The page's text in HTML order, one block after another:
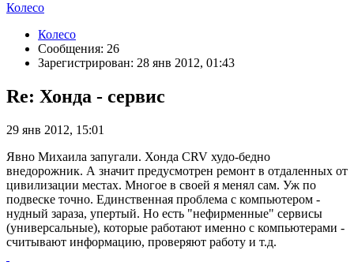
Колесо
Колесо
Сообщения: 26
Зарегистрирован: 28 янв 2012, 01:43
Re: Хонда - сервис
29 янв 2012, 15:01
Явно Михаила запугали. Хонда CRV худо-бедно
внедорожник. А значит предусмотрен ремонт в отдаленных от
цивилизации местах. Многое в своей я менял сам. Уж по
подвеске точно. Единственная проблема с компьютером -
нудный зараза, упертый. Но есть "нефирменные" сервисы
(универсальные), которые работают именно с компьютерами -
считывают информацию, проверяют работу и т.д.